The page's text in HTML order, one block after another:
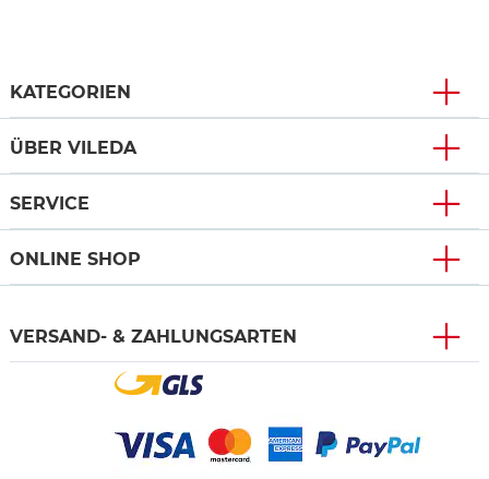
KATEGORIEN
ÜBER VILEDA
SERVICE
ONLINE SHOP
VERSAND- & ZAHLUNGSARTEN